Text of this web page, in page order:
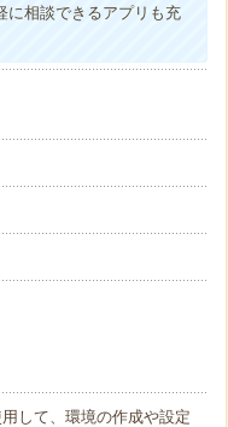
に相談できるアプリも充
して、環境の作成や設定